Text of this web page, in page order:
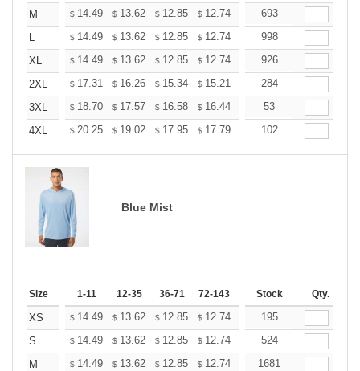
M
$ 14.49 $ 13.62 $ 12.85 $ 12.74 12.52
693
L
$ 14.49 $ 13.62 $ 12.85 $ 12.74 12.52
998
XL
$ 14.49 $ 13.62 $ 12.85 $ 12.74 12.52
926
2XL
$ 17.31 $ 16.26 $ 15.34 $ 15.21 14.95
284
3XL
$ 18.70 $ 17.57 $ 16.58 $ 16.44 16.15
53
4XL
$ 20.25 $ 19.02 $ 17.95 $ 17.79 17.49
102
Blue Mist
Size 1-11 12-35 36-71 72-143 144-287 288 + More
Stock Qty.
XS $ 14.49 $ 13.62 $ 12.85 $ 12.74 12.52
195
S
$ 14.49 $ 13.62 $ 12.85 $ 12.74 12.52
524
M
$ 14.49 $ 13.62 $ 12.85 $ 12.74 12.52
1681